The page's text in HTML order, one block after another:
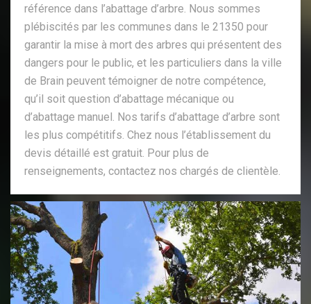
référence dans l’abattage d’arbre. Nous sommes
plébiscités par les communes dans le 21350 pour
garantir la mise à mort des arbres qui présentent des
dangers pour le public, et les particuliers dans la ville
de Brain peuvent témoigner de notre compétence,
qu’il soit question d’abattage mécanique ou
d’abattage manuel. Nos tarifs d’abattage d’arbre sont
les plus compétitifs. Chez nous l’établissement du
devis détaillé est gratuit. Pour plus de
renseignements, contactez nos chargés de clientèle.